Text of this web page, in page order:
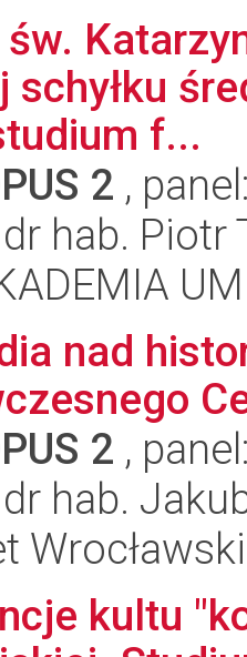
schyłku
f...
2 ,
hab. Piotr
nad
2 ,
hab.
kultu